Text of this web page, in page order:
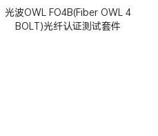
光波OWL FO4B(Fiber OWL 4
BOLT)光纤认证测试套件